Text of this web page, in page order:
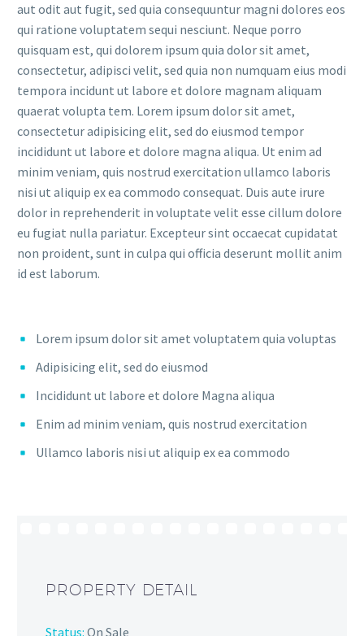
aut odit aut fugit, sed quia consequuntur magni dolores eos
qui ratione voluptatem sequi nesciunt. Neque porro
quisquam est, qui dolorem ipsum quia dolor sit amet,
consectetur, adipisci velit, sed quia non numquam eius modi
tempora incidunt ut labore et dolore magnam aliquam
quaerat volupta tem. Lorem ipsum dolor sit amet,
consectetur adipisicing elit, sed do eiusmod tempor
incididunt ut labore et dolore magna aliqua. Ut enim ad
minim veniam, quis nostrud exercitation ullamco laboris
nisi ut aliquip ex ea commodo consequat. Duis aute irure
dolor in reprehenderit in voluptate velit esse cillum dolore
eu fugiat nulla pariatur. Excepteur sint occaecat cupidatat
non proident, sunt in culpa qui officia deserunt mollit anim
id est laborum.
Lorem ipsum dolor sit amet voluptatem quia voluptas
Adipisicing elit, sed do eiusmod
Incididunt ut labore et dolore Magna aliqua
Enim ad minim veniam, quis nostrud exercitation
Ullamco laboris nisi ut aliquip ex ea commodo
PROPERTY DETAIL
Status: On Sale